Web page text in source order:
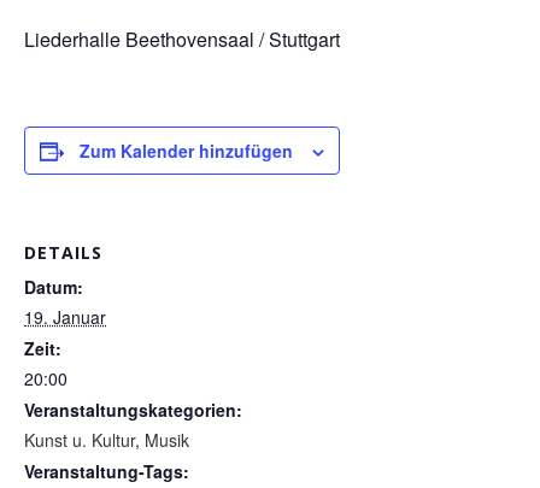
Liederhalle Beethovensaal / Stuttgart
Zum Kalender hinzufügen
DETAILS
Datum:
19. Januar
Zeit:
20:00
Veranstaltungskategorien:
Kunst u. Kultur, Musik
Veranstaltung-Tags: